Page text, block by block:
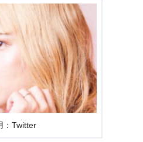
：Twitter